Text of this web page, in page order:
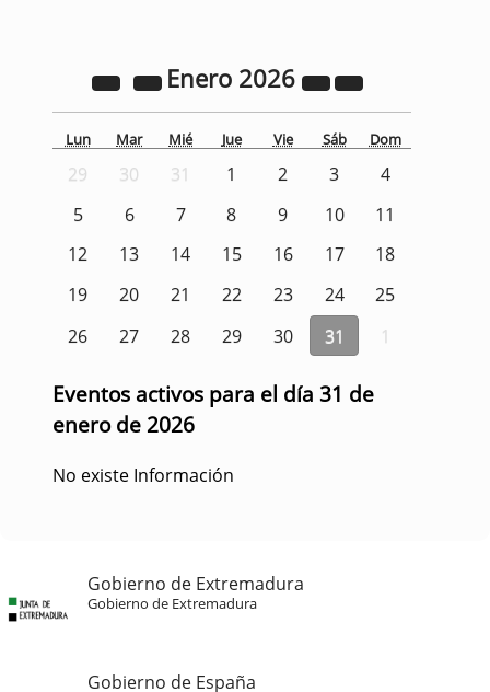
Enero 2026
Lun Mar Mié Jue Vie Sáb Dom
29 30 31 1 2 3
4
5
6 7 8 9 10
11
12
13 14 15 16 17
18
19
20 21 22 23 24
25
26
27 28 29 30 31 1
Eventos activos para el día 31 de
enero de 2026
No existe Información
Gobierno de Extremadura
Gobierno de Extremadura
Gobierno de España